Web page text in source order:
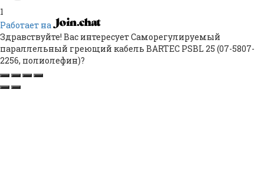
1
Работает на
Здравствуйте! Вас интересует Саморегулируемый
параллельный греющий кабель BARTEC PSBL 25 (07-5807-
2256, полиолефин)?